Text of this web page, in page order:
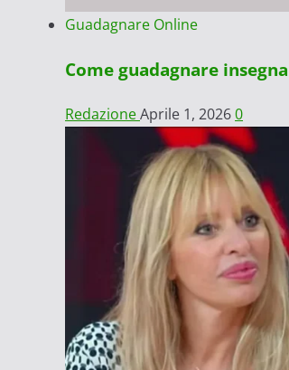
Guadagnare Online
Come guadagnare
RedazioneAprile 1, 20260